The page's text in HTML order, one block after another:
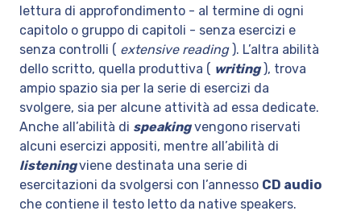
lettura di approfondimento - al termine di ogni
capitolo o gruppo di capitoli - senza esercizi e
senza controlli ( extensive reading). L’altra abilità
dello scritto, quella produttiva ( writing), trova
ampio spazio sia per la serie di esercizi da
svolgere, sia per alcune attività ad essa dedicate.
Anche all’abilità di speakingvengono riservati
alcuni esercizi appositi, mentre all’abilità di
listeningviene destinata una serie di
esercitazioni da svolgersi con l’annesso CD audio
che contiene il testo letto da native speakers.